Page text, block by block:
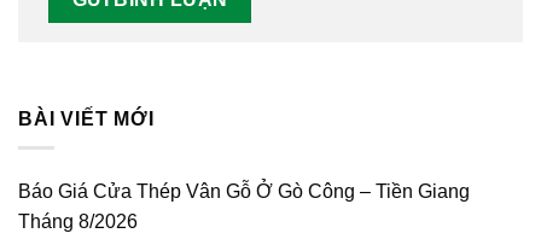
BÀI VIẾT MỚI
Báo Giá Cửa Thép Vân Gỗ Ở Gò Công – Tiền Giang
Tháng 8/2026